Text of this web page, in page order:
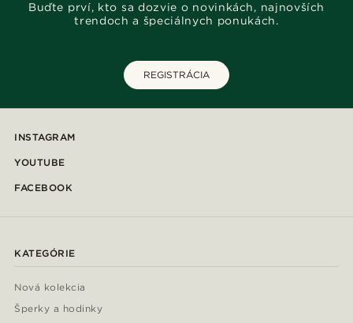
Buďte prví, kto sa dozvie o novinkách, najnovších
trendoch a špeciálnych ponukách.
REGISTRÁCIA
INSTAGRAM
YOUTUBE
FACEBOOK
KATEGÓRIE
Nová kolekcia
Šperky a hodinky